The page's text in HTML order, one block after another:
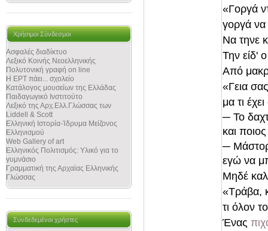
Χρήσιμοι Σύνδεσμοι
Ασφαλές διαδίκτυο
Λεξικό Κοινής Νεοελληνικής
Πολυτονική γραφή on line
Η ΕΡΤ πάει... σχολείο
Κατάλογος μουσείων της Ελλάδας
Παιδαγωγικό Ινστιτούτο
Λεξικό της Αρχ.Ελλ.Γλώσσας των
Liddell & Scott
Ελληνική Ιστορία-Ίδρυμα Μείζονος
Ελληνισμού
Web Gallery of art
Ελληνικός Πολιτισμός: Υλικό για το
γυμνάσιο
Γραμματική της Αρχαίας Ελληνικής
Γλώσσας
Συνδεδεμένοι χρήστες
«Γοργά
γοργά να
Να τηνε
Την είδ'
Από
«Γεια
μα τι
─ Το
και
─
εγώ να
Μηδέ
«Τράβα,
τι όλον
Ένας